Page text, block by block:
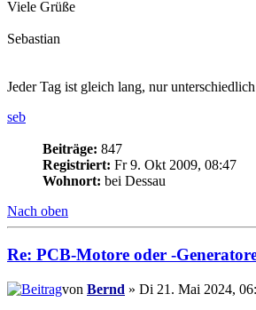
Viele Grüße
Sebastian
Jeder Tag ist gleich lang, nur
seb
Beiträge: 847
Registriert: Fr 9. Okt 2009, 08:47
Wohnort: bei Dessau
Nach oben
Re: PCB-Motore oder -
von Bernd » Di 21. Mai 2024,